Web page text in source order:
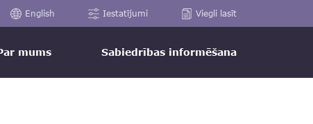
English Iestatījumi Viegli lasīt
mums Sabiedrības informēšana